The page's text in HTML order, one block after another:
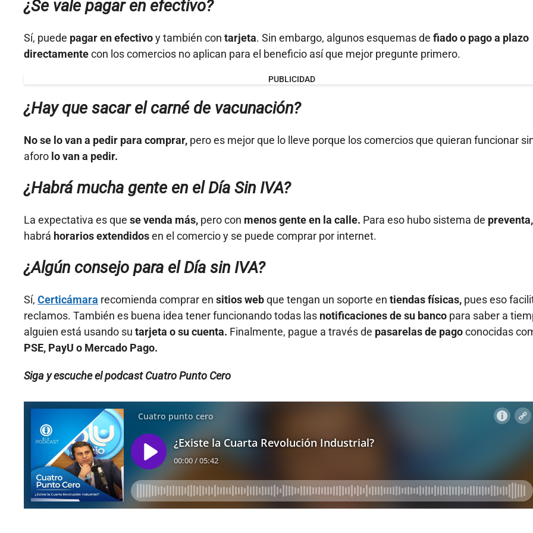
¿Se vale pagar en efectivo?
Sí, puede pagar en efectivoy también con tarjeta. Sin embargo, algunos esquemas de fiado o pago a plazo
directamentecon los comercios no aplican para el beneficio así que mejor pregunte primero.
PUBLICIDAD
¿Hay que sacar el carné de vacunación?
No se lo van a pedir para comprar, pero es mejor que lo lleve porque los comercios que quieran funcionar
aforo lo van a pedir.
¿Habrá mucha gente en el Día Sin IVA?
La expectativa es que se venda más, pero con menos gente en la calle. Para eso hubo sistema de preventa,
habrá horarios extendidosen el comercio y se puede comprar por internet.
¿Algún consejo para el Día sin IVA?
Sí, Certicámara recomienda comprar en sitios webque tengan un soporte en tiendas físicas, pues eso
reclamos. También es buena idea tener funcionando todas las notificaciones de su banco para saber a
alguien está usando su tarjeta o su cuenta. Finalmente, pague a través de pasarelas de pagoconocidas
PSE, PayU o Mercado Pago.
Siga y escuche el podcast Cuatro Punto Cero